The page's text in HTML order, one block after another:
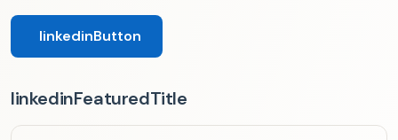
linkedinButton
linkedinFeaturedTitle